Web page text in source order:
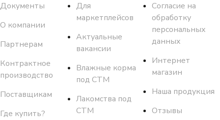
Документы
О компании
Партнерам
Контрактное
производство
Поставщикам
Где купить?
Для
маркетплейсов
Актуальные
вакансии
Влажные корма
под СТМ
Лакомства под
СТМ
Согласие на
обработку
персональных
данных
Интернет
магазин
Наша продукция
Отзывы